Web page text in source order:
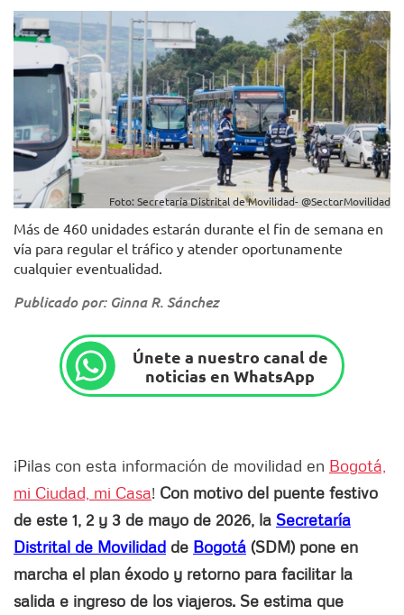
Foto: Secretaría Distrital de Movilidad- @SectorMovilidad
Más de 460 unidades estarán durante el fin de semana en
vía para regular el tráfico y atender oportunamente
cualquier eventualidad.
Publicado por: Ginna R. Sánchez
Únete a nuestro canal de
noticias en WhatsApp
¡Pilas con esta información de movilidad en Bogotá,
mi Ciudad, mi Casa! Con motivo del puente festivo
de este 1, 2 y 3 de mayo de 2026, la Secretaría
Distrital de Movilidad de Bogotá (SDM) pone en
marcha el plan éxodo y retorno para facilitar la
salida e ingreso de los viajeros. Se estima que